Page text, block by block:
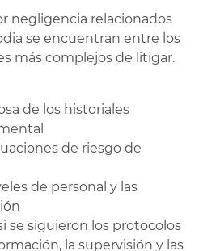
negligencia relacionados
se encuentran entre los
más complejos de litigar.
de los historiales
de riesgo de
de personal y las
se siguieron los protocolos
la supervisión y las